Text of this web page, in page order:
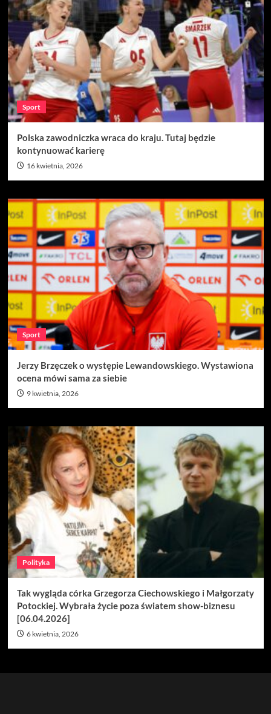
Sport
Polska zawodniczka wraca do kraju. Tutaj będzie
kontynuować karierę
16 kwietnia, 2026
Sport
Jerzy Brzęczek o występie Lewandowskiego. Wystawiona
ocena mówi sama za siebie
9 kwietnia, 2026
Polityka
Tak wygląda córka Grzegorza Ciechowskiego i Małgorzaty
Potockiej. Wybrała życie poza światem show-biznesu
[06.04.2026]
6 kwietnia, 2026